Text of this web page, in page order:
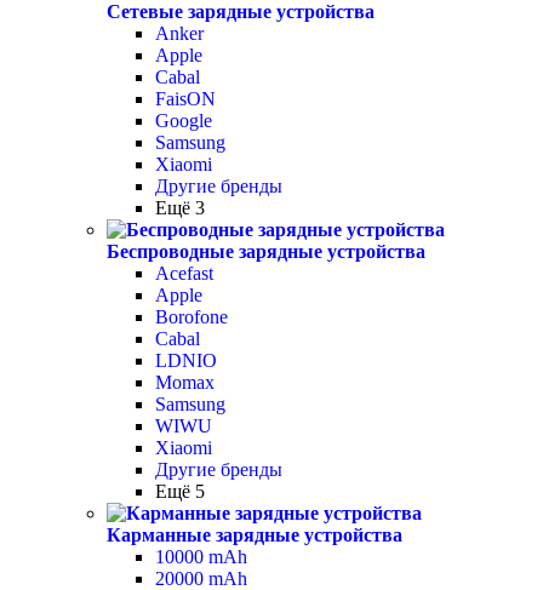
Сетевые зарядные устройства
Anker
Apple
Cabal
FaisON
Google
Samsung
Xiaomi
Другие бренды
Ещё 3
Беспроводные зарядные устройства
Acefast
Apple
Borofone
Cabal
LDNIO
Momax
Samsung
WIWU
Xiaomi
Другие бренды
Ещё 5
Карманные зарядные устройства
10000 mAh
20000 mAh